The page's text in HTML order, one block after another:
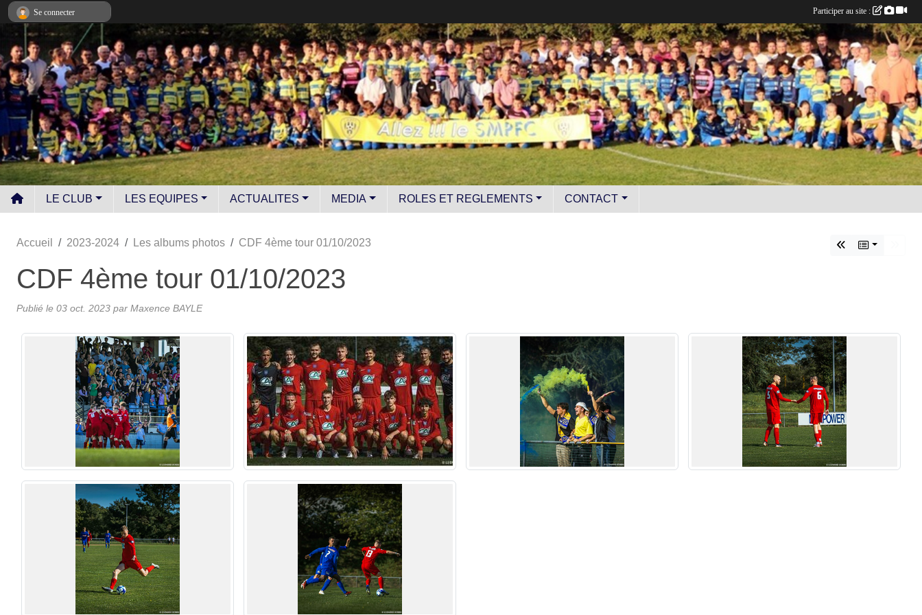
LE CLUB LES EQUIPES ACTUALITES MEDIA ROLES ET REGLEMENTS CONTACT
Accueil 2023-2024 Les albums photos CDF 4ème tour 01/10/2023
CDF 4ème tour 01/10/2023
Publié le 03 oct. 2023 par Maxence BAYLE
Se connecter Participer au site :
Panneau de gestion des cookies